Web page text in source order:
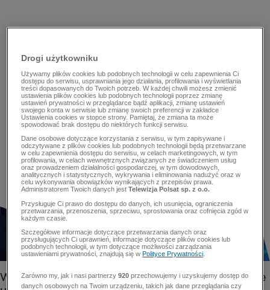
Drogi użytkowniku
Używamy plików cookies lub podobnych technologii w celu zapewnienia Ci
dostępu do serwisu, usprawniania jego działania, profilowania i wyświetlania
treści dopasowanych do Twoich potrzeb. W każdej chwili możesz zmienić
ustawienia plików cookies lub podobnych technologii poprzez zmianę
ustawień prywatności w przeglądarce bądź aplikacji, zmianę ustawień
swojego konta w serwisie lub zmianę swoich preferencji w zakładce
Ustawienia cookies w stopce strony. Pamiętaj, że zmiana ta może
spowodować brak dostępu do niektórych funkcji serwisu.
Dane osobowe dotyczące korzystania z serwisu, w tym zapisywane i
odczytywane z plików cookies lub podobnych technologii będą przetwarzane
w celu zapewnienia dostępu do serwisu, w celach marketingowych, w tym
profilowania, w celach wewnętrznych związanych ze świadczeniem usług
oraz prowadzeniem działalności gospodarczej, w tym dowodowych,
analitycznych i statystycznych, wykrywania i eliminowania nadużyć oraz w
celu wykonywania obowiązków wynikających z przepisów prawa.
Administratorem Twoich danych jestTelewizja Polsat sp. z o.o.
Przysługuje Ci prawo do dostępu do danych, ich usunięcia, ograniczenia
przetwarzania, przenoszenia, sprzeciwu, sprostowania oraz cofnięcia zgód w
każdym czasie.
Szczegółowe informacje dotyczące przetwarzania danych oraz
przysługujących Ci uprawnień, informacje dotyczące plików cookies lub
podobnych technologii, w tym dotyczące możliwości zarządzania
ustawieniami prywatności, znajdują się wPolityce Prywatności
Zarówno my, jak i nasi partnerzy920 przechowujemy i uzyskujemy dostęp do
danych osobowych na Twoim urządzeniu, takich jak dane przeglądania czy